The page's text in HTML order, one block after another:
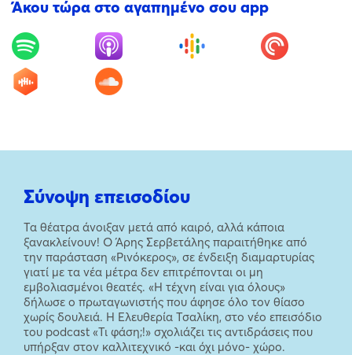
Άκου τώρα στο αγαπημένο σου app
Σύνοψη επεισοδίου
Τα θέατρα άνοιξαν μετά από καιρό, αλλά κάποια
ξανακλείνουν! Ο Άρης Σερβετάλης παραιτήθηκε από
την παράσταση «Ρινόκερος», σε ένδειξη διαμαρτυρίας
γιατί με τα νέα μέτρα δεν επιτρέπονται οι μη
εμβολιασμένοι θεατές. «Η τέχνη είναι για όλους»
δήλωσε ο πρωταγωνιστής που άφησε όλο τον θίασο
χωρίς δουλειά. Η Ελευθερία Τσαλίκη, στο νέο επεισόδιο
του podcast «Τι φάση;!» σχολιάζει τις αντιδράσεις που
υπήρξαν στον καλλιτεχνικό -και όχι μόνο- χώρο.